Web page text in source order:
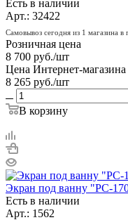
Есть в наличии
Арт.: 32422
Самовывоз сегодня из 1 магазина в
Розничная цена
8 700 руб./шт
Цена Интернет-магазина
8 265 руб./шт
В корзину
Экран под ванну "РС-
Есть в наличии
Арт.: 1562